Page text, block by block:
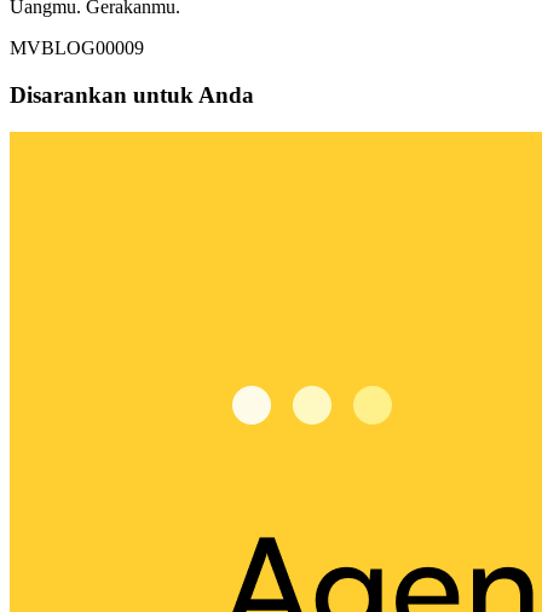
Uangmu. Gerakanmu.
MVBLOG00009
Disarankan untuk Anda